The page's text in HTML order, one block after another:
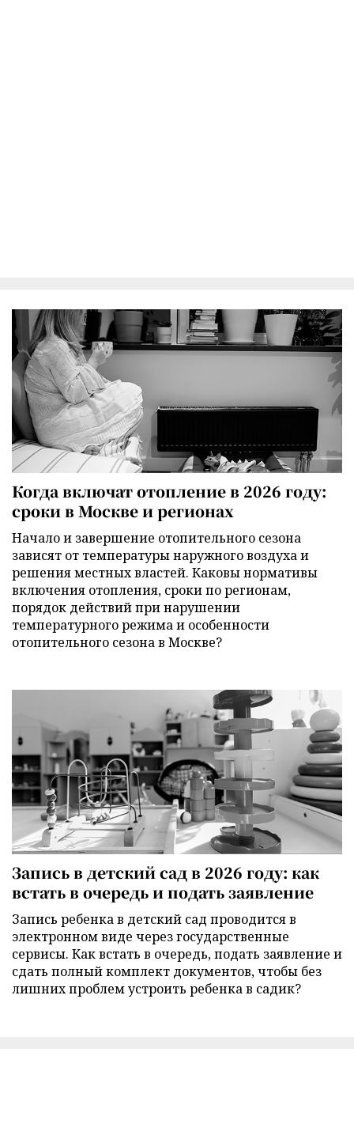
Когда включат отопление в 2026 году:
сроки в Москве и регионах
Начало и завершение отопительного сезона
зависят от температуры наружного воздуха и
решения местных властей. Каковы нормативы
включения отопления, сроки по регионам,
порядок действий при нарушении
температурного режима и особенности
отопительного сезона в Москве?
Запись в детский сад в 2026 году: как
встать в очередь и подать заявление
Запись ребенка в детский сад проводится в
электронном виде через государственные
сервисы. Как встать в очередь, подать заявление и
сдать полный комплект документов, чтобы без
лишних проблем устроить ребенка в садик?